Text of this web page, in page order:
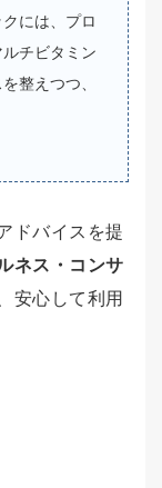
には、プロ
チビタミン
整えつつ、
ドバイスを提
ネス・コンサ
安心して利用